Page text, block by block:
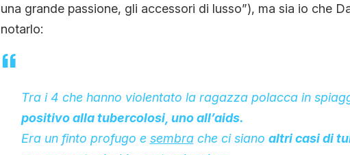
una grande passione, gli accessori di lusso”), ma sia io che
notarlo:
Tra i 4 che hanno violentato la ragazza polacca in
positivo alla tubercolosi, uno all’aids.
Era un finto profugo e sembrache ci siano altri casi di